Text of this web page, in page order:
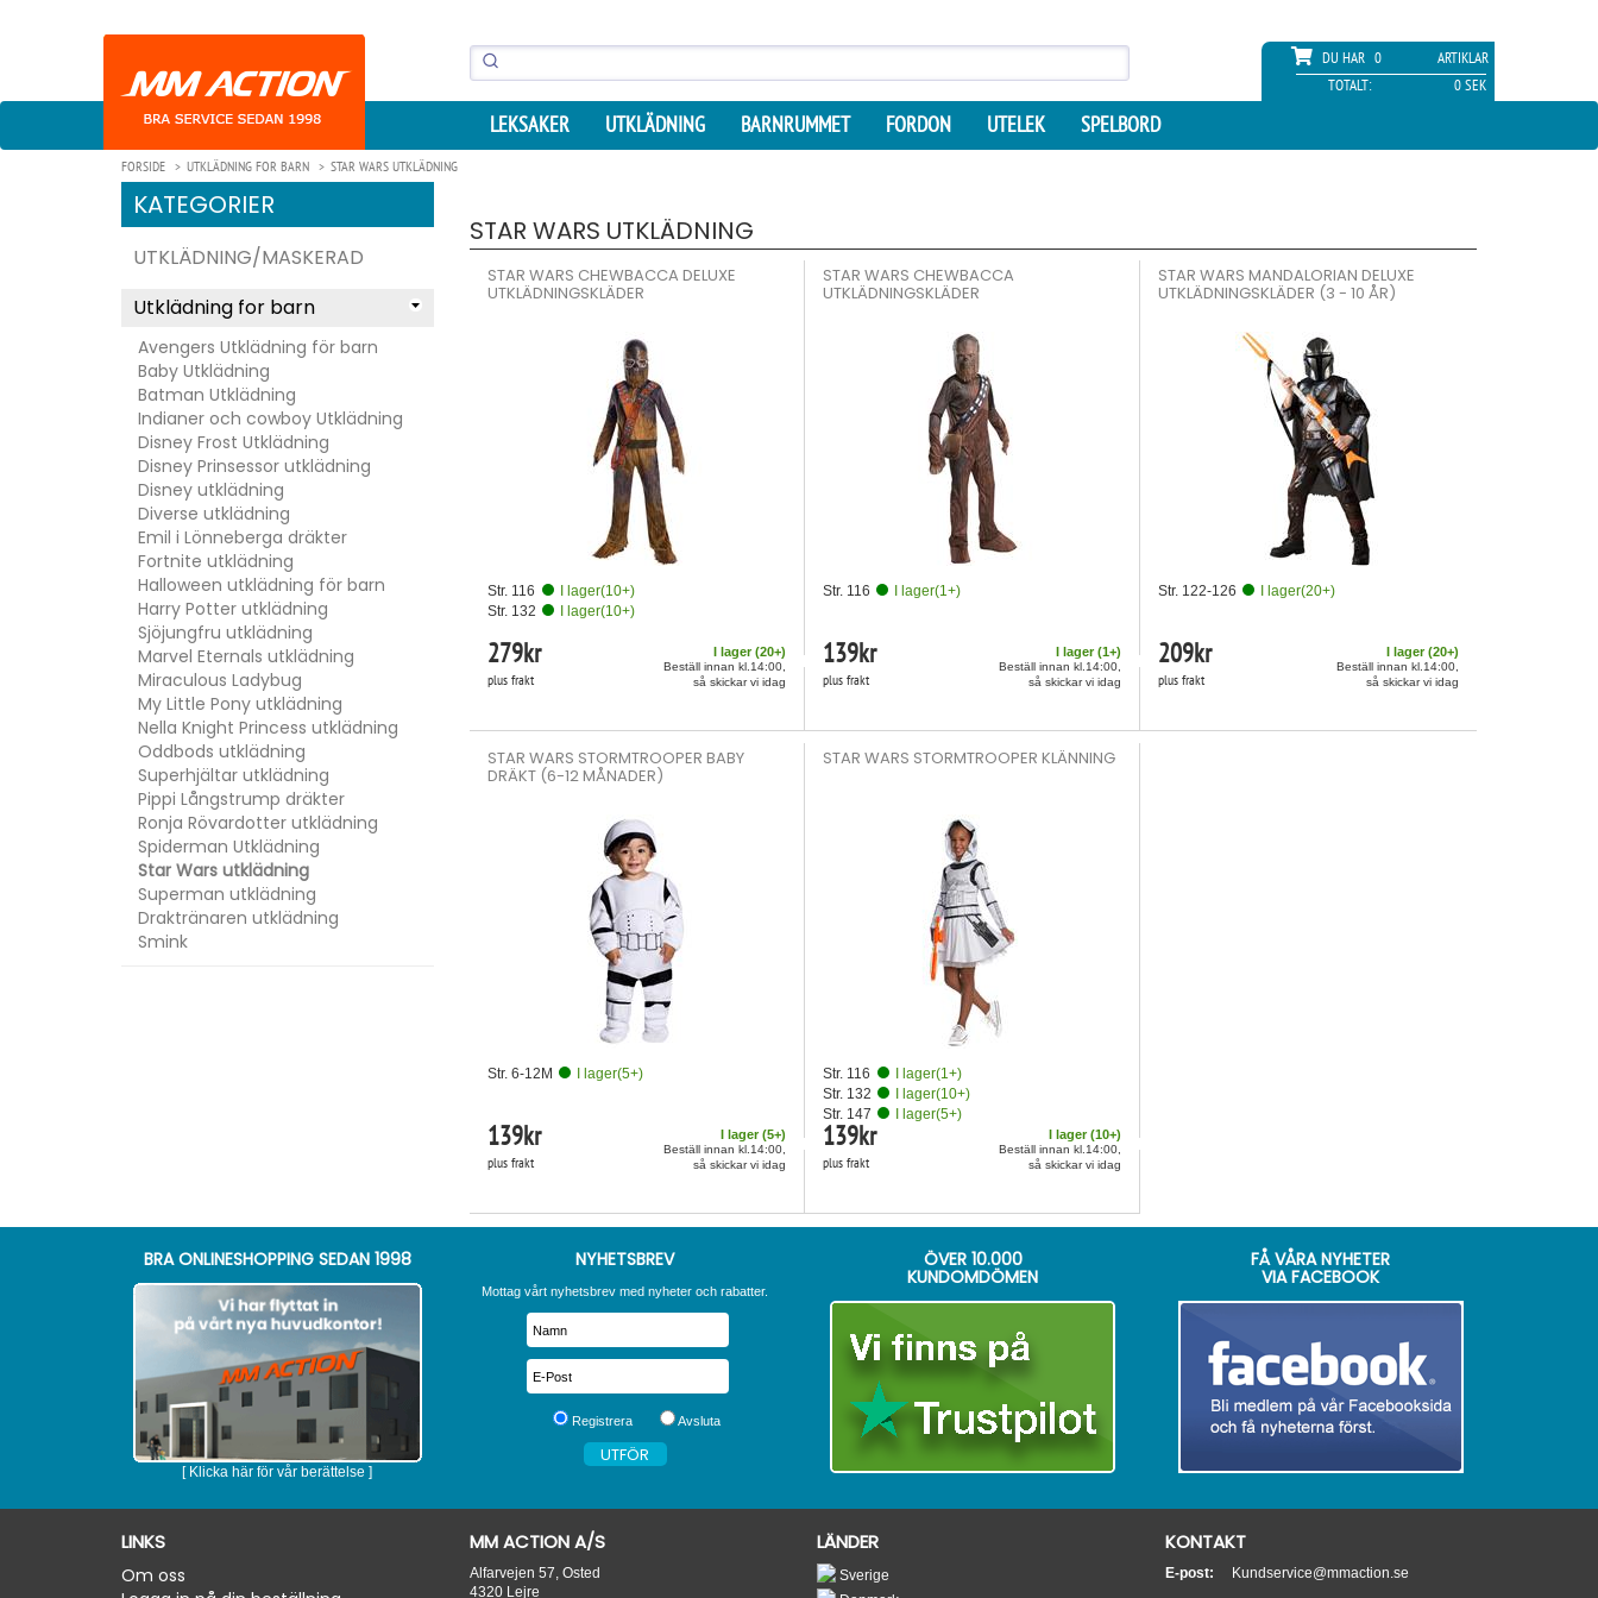
DU HAR 0
ARTIKLAR
TOTALT:
0 SEK
LEKSAKER UTKLÄDNING BARNRUMMET FORDON UTELEK SPELBORD
FORSIDE UTKLÄDNING FOR BARN STAR WARS UTKLÄDNING
KATEGORIER
UTKLÄDNING/MASKERAD
Utklädning for barn
Avengers Utklädning för barn
Baby Utklädning
Batman Utklädning
Indianer och cowboy Utklädning
Disney Frost Utklädning
Disney Prinsessor utklädning
Disney utklädning
Diverse utklädning
Emil i Lönneberga dräkter
Fortnite utklädning
Halloween utklädning för barn
Harry Potter utklädning
Sjöjungfru utklädning
Marvel Eternals utklädning
Miraculous Ladybug
My Little Pony utklädning
Nella Knight Princess utklädning
Oddbods utklädning
Superhjältar utklädning
Pippi Långstrump dräkter
Ronja Rövardotter utklädning
Spiderman Utklädning
Star Wars utklädning
Superman utklädning
Draktränaren utklädning
Smink
STAR WARS UTKLÄDNING
STAR WARS CHEWBACCA DELUXE
UTKLÄDNINGSKLÄDER
Str. 116 I lager(10+)
Str. 132
I lager(10+)
279kr
plus frakt
I lager (20+)
Beställ innan kl.14:00,
så skickar vi idag
STAR WARS CHEWBACCA
UTKLÄDNINGSKLÄDER
Str. 116 I lager(1+)
139kr
plus frakt
I lager (1+)
Beställ innan kl.14:00,
så skickar vi idag
STAR WARS MANDALORIAN DELUXE
UTKLÄDNINGSKLÄDER (3 - 10 ÅR)
Str. 122-126 I lager(20+)
209kr
plus frakt
I lager (20+)
Beställ innan kl.14:00,
så skickar vi idag
STAR WARS STORMTROOPER BABY
DRÄKT (6-12 MÅNADER)
Str. 6-12M I lager(5+)
139kr
plus frakt
I lager (5+)
Beställ innan kl.14:00,
så skickar vi idag
STAR WARS STORMTROOPER KLÄNNING
Str. 116 I lager(1+)
Str. 132
I lager(10+)
Str. 147
I lager(5+)
139kr
plus frakt
I lager (10+)
Beställ innan kl.14:00,
så skickar vi idag
BRA ONLINESHOPPING SEDAN 1998
[ Klicka här för vår berättelse ]
NYHETSBREV
Mottag vårt nyhetsbrev med nyheter och rabatter.
Registrera Avsluta
ÖVER 10.000
KUNDOMDÖMEN
FÅ VÅRA NYHETER
VIA FACEBOOK
LINKS
Om oss
MM ACTION A/S
Alfarvejen 57, Osted
4320 Lejre
LÄNDER
Sverige
KONTAKT
E-post: Kundservice@mmaction.se